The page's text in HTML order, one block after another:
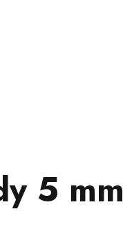
5 mm